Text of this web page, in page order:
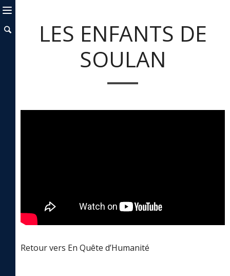
LES ENFANTS DE
SOULAN
Retour vers En Quête d’Humanité